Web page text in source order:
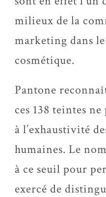
milieux de la
marketing dans
cosmétique.
Pantone
ces 138 teintes
à l’exhaustivité
humaines. Le
à ce seuil pour
exercé de